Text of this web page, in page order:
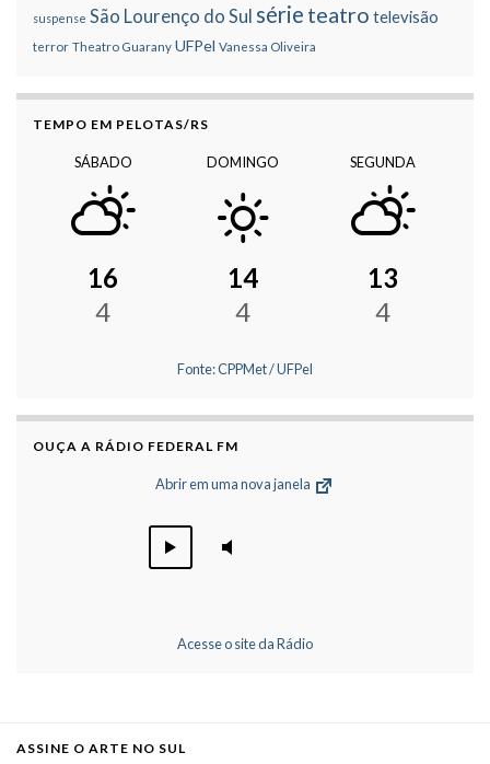
suspense São Lourenço do Sul série teatro televisão
terror Theatro Guarany UFPel Vanessa Oliveira
TEMPO EM PELOTAS/RS
SÁBADO
16
4
DOMINGO
14
4
SEGUNDA
13
4
Fonte: CPPMet / UFPel
OUÇA A RÁDIO FEDERAL FM
Abrir em uma nova janela
Acesse o site da Rádio
ASSINE O ARTE NO SUL